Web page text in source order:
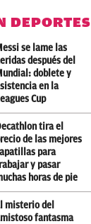
DEPORTES
se lame las
después del
doblete y
en la
Cup
tira el
de las mejores
para
y pasar
horas de pie
misterio del
fantasma